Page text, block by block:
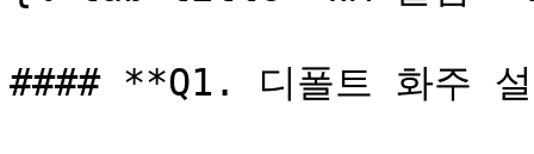
#### **Q1. 디폴트 화주